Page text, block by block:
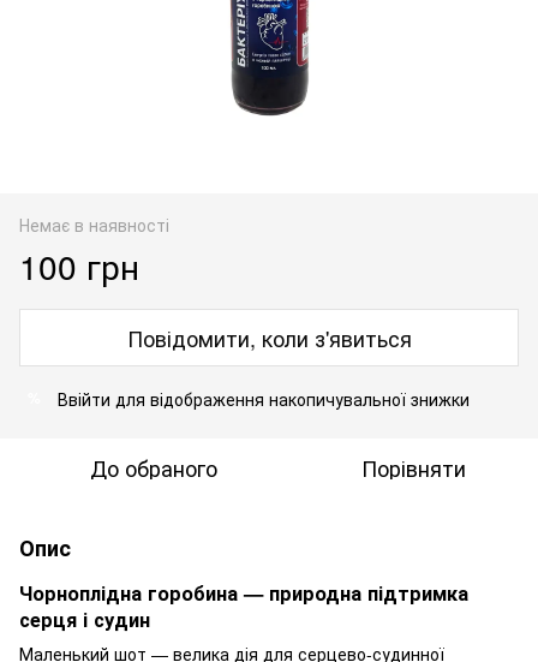
Немає в наявності
100 грн
Повідомити, коли з'явиться
Ввійти для відображення накопичувальної знижки
До обраного Порівняти
Опис
Чорноплідна горобина — природна підтримка
серця і судин
Маленький шот — велика дія для серцево-судинної